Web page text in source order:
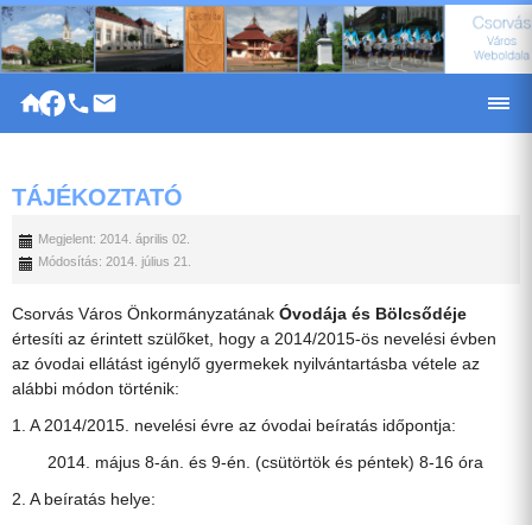
|
TÁJÉKOZTATÓ
Megjelent: 2014. április 02.
Módosítás: 2014. július 21.
Csorvás Város Önkormányzatának Óvodája és Bölcsődéje
értesíti az érintett szülőket, hogy a 2014/2015-ös nevelési évben
az óvodai ellátást igénylő gyermekek nyilvántartásba vétele az
alábbi módon történik:
1. A 2014/2015. nevelési évre az óvodai beíratás időpontja:
2014. május 8-án. és 9-én. (csütörtök és péntek) 8-16 óra
2. A beíratás helye: